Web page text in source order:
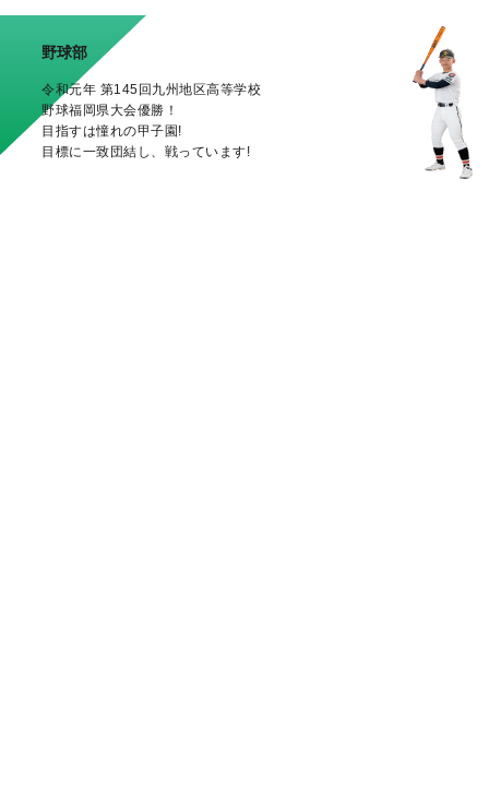
野球部
令和元年 第145回九州地区高等学校
野球福岡県大会優勝！
目指すは憧れの甲子園!
目標に一致団結し、戦っています!